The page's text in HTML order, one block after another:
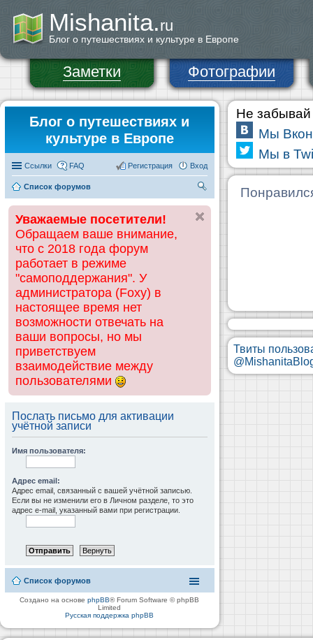
Mishanita.ru
Блог о путешествиях и культуре в Европе
Заметки Фотографии
Блог о путешествиях и
культуре в Европе
Ссылки FAQ Вход
Регистрация
Список форумов
ск
Уважаемые посетители!
Обращаем ваше внимание,
что с 2018 года форум
работает в режиме
"самоподдержания". У
администратора (Foxy) в
настоящее время нет
возможности отвечать на
ваши вопросы, но мы
приветствуем
взаимодействие между
пользователями
Послать письмо для активации
учётной записи
Имя пользователя:
Адрес email:
Адрес email, связанный с вашей учётной записью.
Если вы не изменили его в Личном разделе, то это
адрес e-mail, указанный вами при регистрации.
Список форумов
Создано на основеphpBB® Forum Software © phpBB
Limited
Русская поддержка phpBB
Не забывай
Мы
Мы в
Твиты